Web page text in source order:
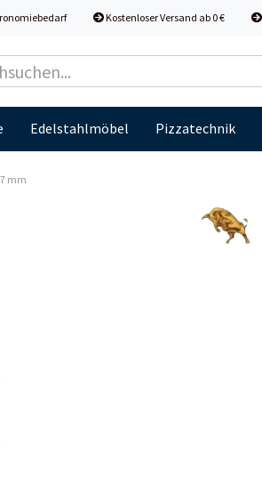
Kostenloser Versand ab 0 €
Edelstahlmöbel Pizzatechnik
mm